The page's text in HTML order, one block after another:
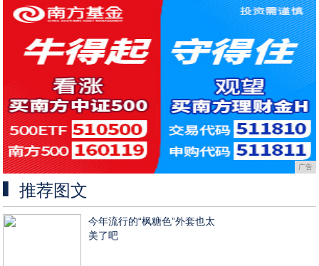
广告
推荐图文
今年流行的“枫糖色”外套也太
美了吧